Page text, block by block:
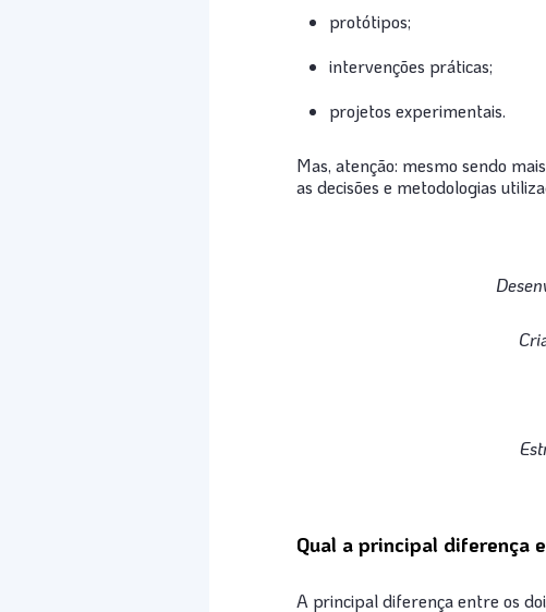
protótipos;
intervenções práticas;
projetos experimentais.
Mas, atenção: mesmo sendo
as decisões e metodologias
Qual a principal diferença
A principal diferença entre os